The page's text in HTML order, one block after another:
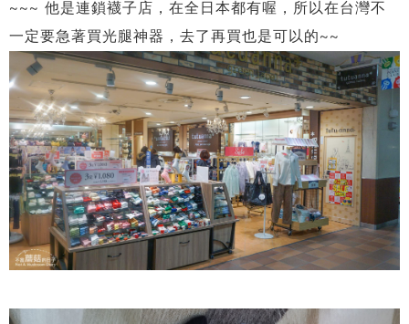
~~~ 他是連鎖襪子店，在全日本都有喔，所以在台灣不
一定要急著買光腿神器，去了再買也是可以的~~